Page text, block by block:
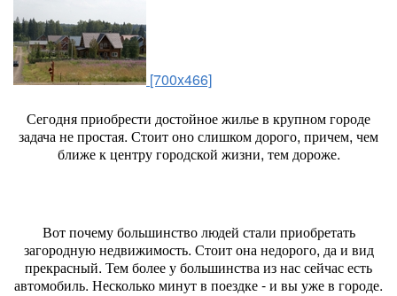
[700x466]
Сегодня приобрести достойное жилье в крупном городе
задача не простая. Стоит оно слишком дорого, причем, чем
ближе к центру городской жизни, тем дороже.
Вот почему большинство людей стали приобретать
загородную недвижимость. Стоит она недорого, да и вид
прекрасный. Тем более у большинства из нас сейчас есть
автомобиль. Несколько минут в поездке - и вы уже в городе.